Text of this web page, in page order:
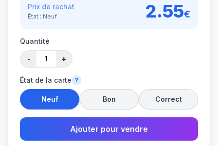
Prix de rachat
État : Neuf 2.55€
Quantité
- +
État de la carte ?
Neuf Bon Correct
Ajouter pour vendre